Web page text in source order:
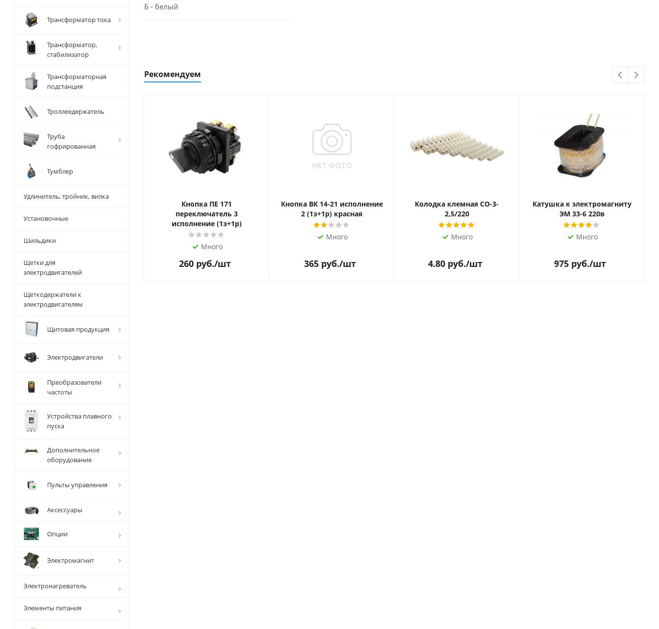
Б - белый
Рекомендуем
Кнопка ПЕ 171
переключатель 3
исполнение (1з+1р)
Много
260 руб./шт
Кнопка ВК 14-21 исполнение
2 (1з+1р) красная
Много
365 руб./шт
Колодка клемная СО-3-
2,5/220
Много
4.80руб./шт
Катушка к электромагниту
ЭМ 33-6 220в
Много
975 руб./шт
Трансформатор тока
Трансформатор,
стабилизатор
Трансформаторная
подстанция
Троллеедержатель
Труба
гофрированная
Тумблер
Удлинитель, тройник, вилка
Установочные
Шильдики
Щетки для
электродвигателей
Щеткодержатели к
электродвигателям
Щитовая продукция
Электродвигатели
Преобразователи
частоты
Устройства плавного
пуска
Дополнительное
оборудование
Пульты управления
Аксессуары
Опции
Электромагнит
Электронагреватель
Элементы питания